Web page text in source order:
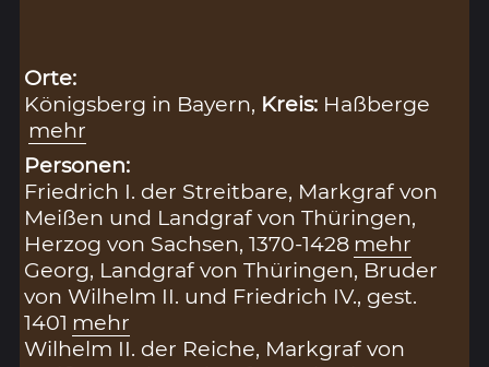
Orte:
Königsberg in Bayern, Kreis: Haßberge
mehr
Personen:
Friedrich I. der Streitbare, Markgraf von
Meißen und Landgraf von Thüringen,
Herzog von Sachsen, 1370-1428 mehr
Georg, Landgraf von Thüringen, Bruder
von Wilhelm II. und Friedrich IV., gest.
1401 mehr
Wilhelm II. der Reiche, Markgraf von